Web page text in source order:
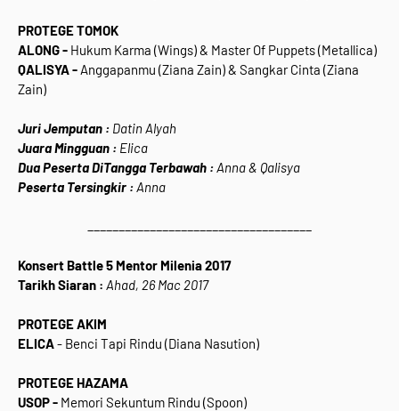
PROTEGE TOMOK
ALONG - Hukum Karma (Wings) & Master Of Puppets (Metallica)
QALISYA - Anggapanmu (Ziana Zain) & Sangkar Cinta (Ziana
Zain)
Juri Jemputan : Datin Alyah
Juara Mingguan : Elica
Dua Peserta DiTangga Terbawah :Anna & Qalisya
Peserta Tersingkir :Anna
Konsert Battle 5 Mentor Milenia 2017
Tarikh Siaran : Ahad, 26 Mac 2017
PROTEGE AKIM
ELICA- Benci Tapi Rindu (Diana Nasution)
PROTEGE HAZAMA
USOP - Memori Sekuntum Rindu (Spoon)